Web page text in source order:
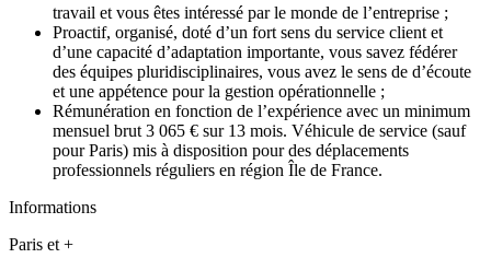
travail et vous êtes intéressé par le monde de l’entreprise ;
Proactif, organisé, doté d’un fort sens du service client et
d’une capacité d’adaptation importante, vous savez fédérer
des équipes pluridisciplinaires, vous avez le sens de d’écoute
et une appétence pour la gestion opérationnelle ;
Rémunération en fonction de l’expérience avec un minimum
mensuel brut 3 065 € sur 13 mois. Véhicule de service (sauf
pour Paris) mis à disposition pour des déplacements
professionnels réguliers en région Île de France.
Informations
Paris et +